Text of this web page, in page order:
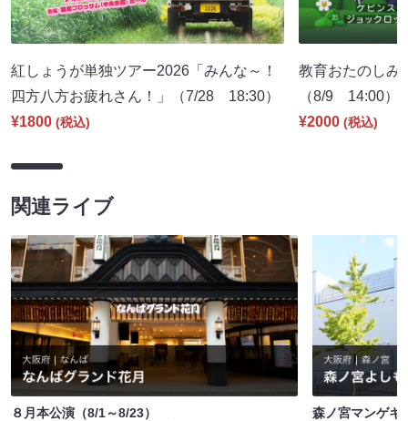
紅しょうが単独ツアー2026「みんな～！
四方八方お疲れさん！」（7/28 18:30）
¥1800 (税込)
教育おたのしみ
（8/9 14:00）
¥2000 (税込)
関連ライブ
８月本公演（8/1～8/23）
森ノ宮マンゲキ